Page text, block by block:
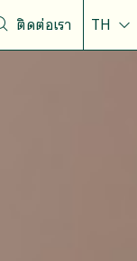
ติดต่อเรา TH